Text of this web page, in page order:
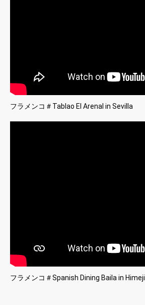
フラメンコ＃Tablao El Arenal in Sevilla
フラメンコ＃Spanish Dining Baila in Himeji